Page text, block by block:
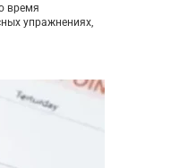
время
упражнениях,